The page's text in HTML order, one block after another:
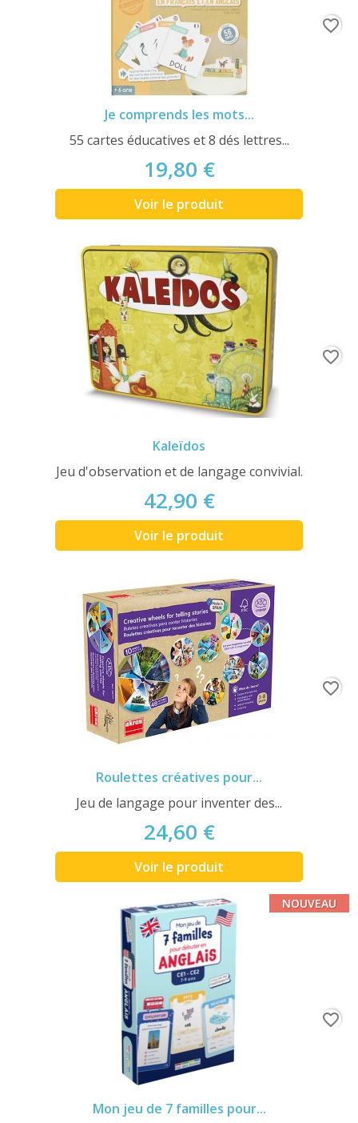
Je comprends les mots...
55 cartes éducatives et 8 dés lettres...
19,80 €
Voir le produit
favorite_border
Kaleïdos
Jeu d'observation et de langage convivial.
42,90 €
Voir le produit
favorite_border
Roulettes créatives pour...
Jeu de langage pour inventer des...
24,60 €
Voir le produit
favorite_border
Mon jeu de 7 familles pour...
NOUVEAU
favorite_border